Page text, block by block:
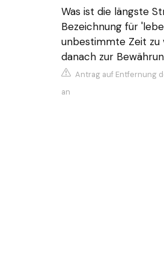
Was ist die längste
Bezeichnung für
unbestimmte Zeit zu
danach zur
Antrag auf Entfernung
an